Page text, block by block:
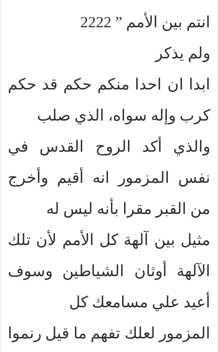
انتم بين الأمم ” 2222
ولم يذكر
ابدا ان احدا منكم حكم قد حكم
كرب وإله سواه،
الذي صلب
والذي أكد الروح القدس في
نفس المزمور انه أقيم وأخرج
من القبر مقرا بأنه ليس له
مثيل بين آلهة كل الأمم لأن تلك
الآلهة أوثان الشياطين وسوف
أعيد علي مسامعك كل
المزمور لعلك تفهم ما قيل رنموا